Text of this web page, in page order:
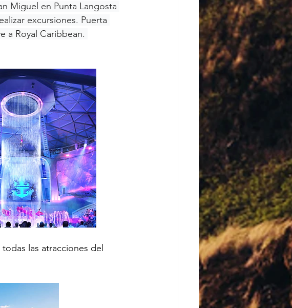
Miguel en Punta Langosta
excursiones. Puerta
a Royal Caribbean.
las atracciones del